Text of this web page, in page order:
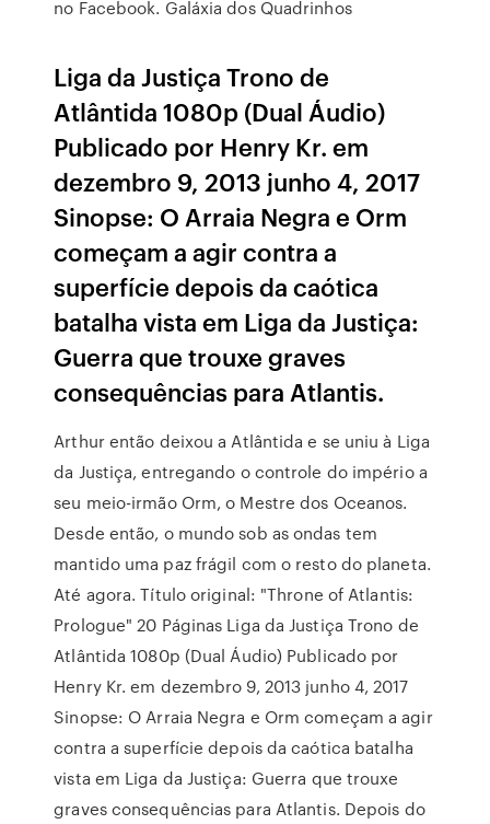
no Facebook. Galáxia dos Quadrinhos
Liga da Justiça Trono de
Atlântida 1080p (Dual Áudio)
Publicado por Henry Kr. em
dezembro 9, 2013 junho 4, 2017
Sinopse: O Arraia Negra e Orm
começam a agir contra a
superfície depois da caótica
batalha vista em Liga da Justiça:
Guerra que trouxe graves
consequências para Atlantis.
Arthur então deixou a Atlântida e se uniu à Liga
da Justiça, entregando o controle do império a
seu meio-irmão Orm, o Mestre dos Oceanos.
Desde então, o mundo sob as ondas tem
mantido uma paz frágil com o resto do planeta.
Até agora. Título original: "Throne of Atlantis:
Prologue" 20 Páginas Liga da Justiça Trono de
Atlântida 1080p (Dual Áudio) Publicado por
Henry Kr. em dezembro 9, 2013 junho 4, 2017
Sinopse: O Arraia Negra e Orm começam a agir
contra a superfície depois da caótica batalha
vista em Liga da Justiça: Guerra que trouxe
graves consequências para Atlantis. Depois do